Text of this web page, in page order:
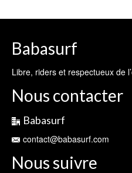
Babasurf
Libre, riders et respectueux de
Nous contacter
Babasurf
contact@babasurf.com
Nous suivre